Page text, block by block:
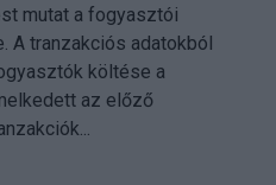
mutat a fogyasztói
A tranzakciós adatokból
költése a
az előző